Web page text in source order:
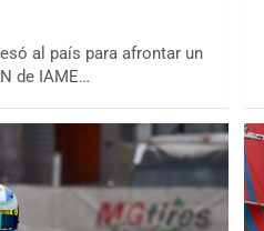
al país para afrontar un
de IAME…